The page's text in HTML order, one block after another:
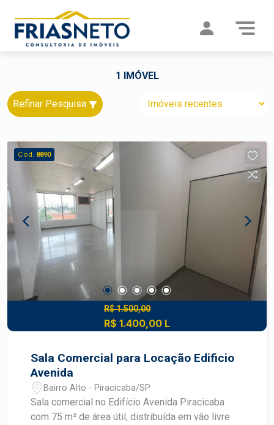
1 IMÓVEL
Refinar Pesquisa
Cód. 8890
R$ 1.500,00
R$ 1.400,00 L
Sala Comercial para Locação Edificio
Avenida
Bairro Alto - Piracicaba/SP
Sala comercial no Edifício Avenida Piracicaba
com 75 m² de área útil, distribuída em vão livre